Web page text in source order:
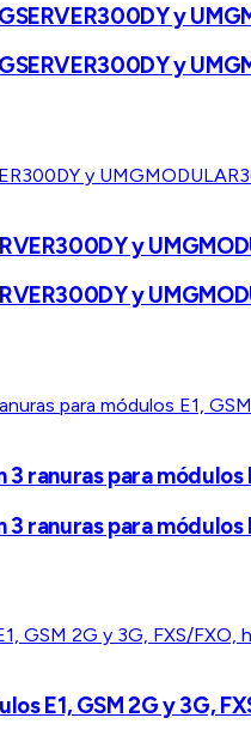
y
y
y
y
ranuras para
ranuras para
E1, GSM 2G y 3G,